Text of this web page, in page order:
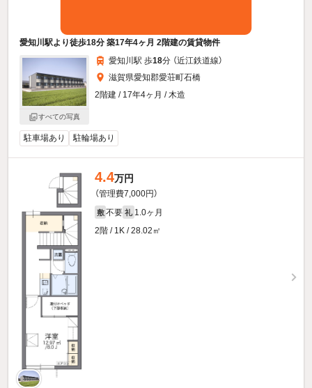
愛知川駅より徒歩18分 築17年4ヶ月 2階建の賃貸物件
すべての写真
愛知川駅 歩18分 （近江鉄道線）
滋賀県愛知郡愛荘町石橋
2階建 / 17年4ヶ月 / 木造
駐車場あり 駐輪場あり
4.4万円
（管理費7,000円）
敷 不要 礼 1.0ヶ月
2階 / 1K / 28.02㎡